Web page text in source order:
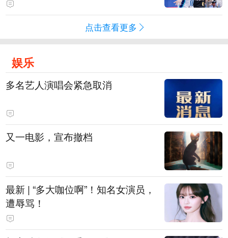
点击查看更多
娱乐
多名艺人演唱会紧急取消
又一电影，宣布撤档
最新 | “多大咖位啊”！知名女演员，
遭辱骂！